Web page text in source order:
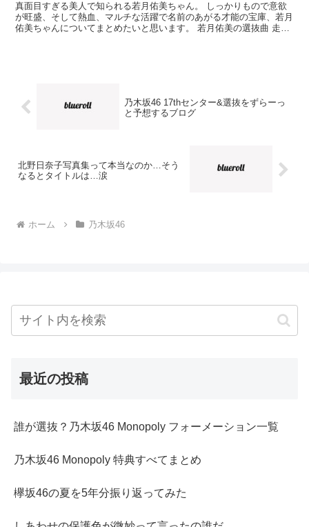
真面目すぎる美人で知られる若月佑美ちゃん。 しっかりもので意欲
が旺盛、そして熱血、マルチな活躍で名前のあがる才能の宝庫、若月
佑美ちゃんについてまとめたいと思います。 若月佑美の選抜曲 走
乃木坂46 17thセンター&選抜をずらーっ
と予想するブログ
北野日奈子写真集って本当なのか…そう
なるとタイトルは…涙
ホーム 乃木坂46
最近の投稿
誰が選抜？乃木坂46 Monopoly フォーメーション一覧
乃木坂46 Monopoly 特典すべてまとめ
欅坂46の夏を5年分振り返ってみた